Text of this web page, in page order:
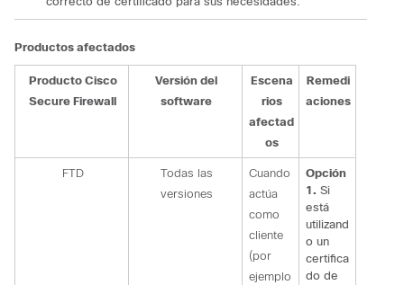
Productos afectados
Producto Cisco
Secure Firewall
Versión del
software
Escena
rios
afectad
os
Remedi
aciones
FTD
Todas las
versiones
Cuando
actúa
como
cliente
(por
ejemplo
Opción
1. Si
está
utilizand
o un
certifica
do de